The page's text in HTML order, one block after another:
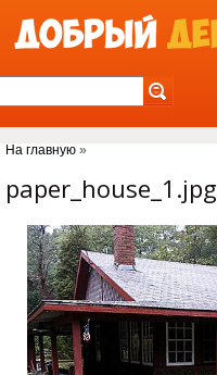
На главную »
paper_house_1.jpg